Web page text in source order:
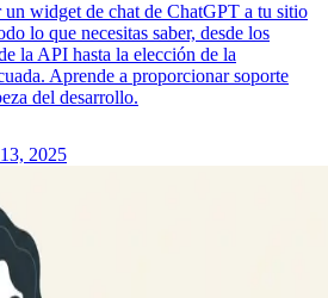
un widget de chat de ChatGPT a tu sitio
lo que necesitas saber, desde los
la API hasta la elección de la
Aprende a proporcionar soporte
del desarrollo.
2025